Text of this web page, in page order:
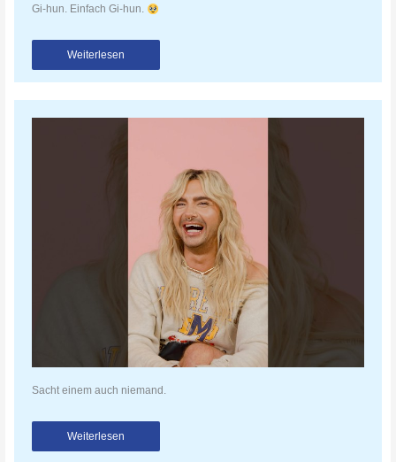
Gi-hun. Einfach Gi-hun.
Weiterlesen
Sacht einem auch niemand.
Weiterlesen